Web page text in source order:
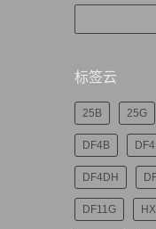
标签云
25B 25G
DF4B
DF4DH
DF11G